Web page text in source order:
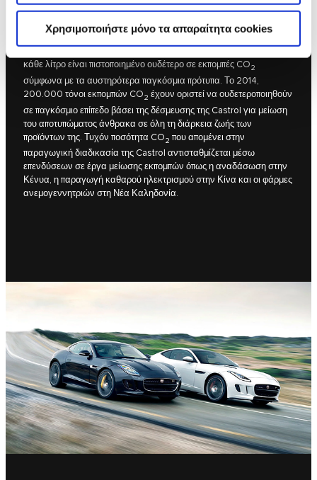
Χρησιμοποιήστε μόνο τα απαραίτητα cookies
ΛΙΠΑΝΤΙΚΟ ΚΙΝΗΤΗΡΑ ΣΤΟΝ ΚΟΣΜΟ
Το Castrol EDGE Professional είναι το πρώτο πιστοποιημένο
ουδέτερο σε εκπομπές CO λιπαντικό κινητήρα στον κόσμο και
κάθε λίτρο είναι πιστοποιημένο ουδέτερο σε εκπομπές CO2
σύμφωνα με τα αυστηρότερα παγκόσμια πρότυπα. Το 2014,
200.000 τόνοι εκπομπών CO2 έχουν οριστεί να ουδετεροποιηθούν
σε παγκόσμιο επίπεδο βάσει της δέσμευσης της Castrol για μείωση
του αποτυπώματος άνθρακα σε όλη τη διάρκεια ζωής των
προϊόντων της. Τυχόν ποσότητα CO2 που απομένει στην
παραγωγική διαδικασία της Castrol αντισταθμίζεται μέσω
επενδύσεων σε έργα μείωσης εκπομπών όπως η αναδάσωση στην
Κένυα, η παραγωγή καθαρού ηλεκτρισμού στην Κίνα και οι φάρμες
ανεμογεννητριών στη Νέα Καληδονία.